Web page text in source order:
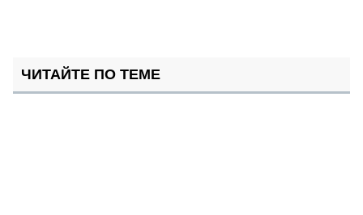
ЧИТАЙТЕ ПО ТЕМЕ